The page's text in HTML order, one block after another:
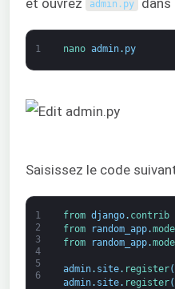
admin . py
1 nano admin. py
Saisissez le code
1
2
3
4
5
6
from django. contrib
from
random_app.
from
random_app.
admin. site. register(
admin. site. register(